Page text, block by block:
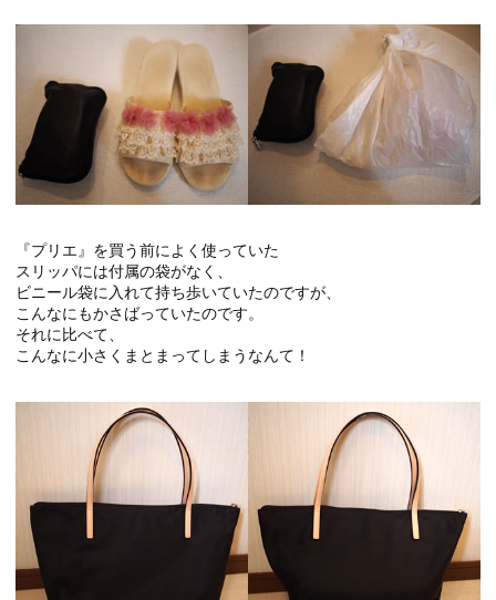
『プリエ』を買う前によく使っていた
スリッパには付属の袋がなく、
ビニール袋に入れて持ち歩いていたのですが、
こんなにもかさばっていたのです。
それに比べて、
こんなに小さくまとまってしまうなんて！